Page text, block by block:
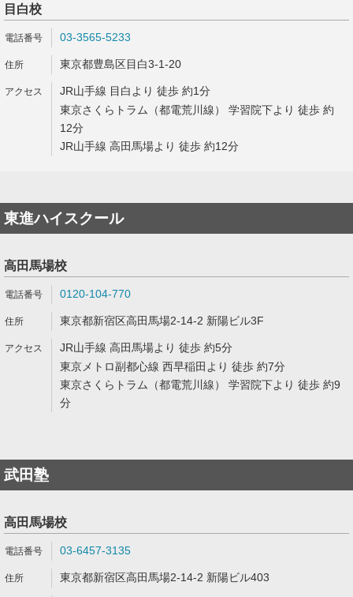
目白校
03-3565-5233
東京都豊島区目白3-1-20
JR山手線 目白より 徒歩 約1分
東京さくらトラム（都電荒川線） 学習院下より 徒歩 約
12分
JR山手線 高田馬場より 徒歩 約12分
東進ハイスクール
高田馬場校
0120-104-770
東京都新宿区高田馬場2-14-2 新陽ビル3F
JR山手線 高田馬場より 徒歩 約5分
東京メトロ副都心線 西早稲田より 徒歩 約7分
東京さくらトラム（都電荒川線） 学習院下より 徒歩 約9
分
武田塾
高田馬場校
03-6457-3135
東京都新宿区高田馬場2-14-2 新陽ビル403